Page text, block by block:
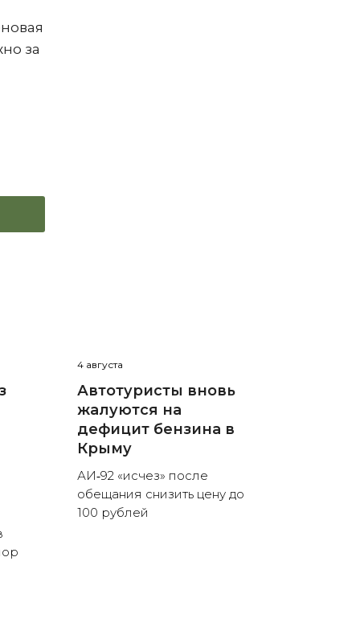
за
4 августа
Автотуристы вновь
жалуются на
дефицит бензина в
Крыму
АИ‑92 «исчез» после
обещания снизить цену до
100 рублей